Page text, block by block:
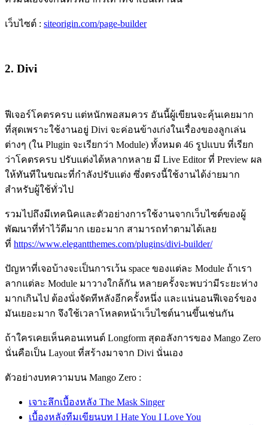
เว็บไซต์ : siteorigin.com/page-builder
2. Divi
ฟีเจอร์โคตรครบ แต่หนักพอสมควร อันนี้ผู้เขียนจะคุ้นเคยมาก
ที่สุดเพราะใช้งานอยู่ Divi จะค่อนข้างเก่งในเรื่องของลูกเล่น
ต่างๆ (ใน Plugin จะเรียกว่า Module) ทั้งหมด 46 รูปแบบ ที่เรียก
ว่าโคตรครบ ปรับแต่งได้หลากหลาย มี Live Editor ที่ Preview ผล
ให้ทันทีในขณะที่กำลังปรับแต่ง ซึ่งตรงนี้ใช้งานได้ง่ายมาก
สำหรับผู้ใช้ทั่วไป
รวมไปถึงมีเทคนิคและตัวอย่างการใช้งานจากเว็บไซต์ของผู้
พัฒนาที่ทำไว้ดีมาก เยอะมาก สามารถทำตามได้เลย
ที่ https://www.elegantthemes.com/plugins/divi-builder/
ปัญหาที่เจอบ้างจะเป็นการเว้น space ของแต่ละ Module ถ้าเรา
ลากแต่ละ Module มาวางใกล้กัน หลายครั้งจะพบว่ามีระยะห่าง
มากเกินไป ต้องนั่งจัดทีหลังอีกครั้งหนึ่ง และแน่นอนฟีเจอร์ของ
มันเยอะมาก จึงใช้เวลาโหลดหน้าเว็บไซต์นานขึ้นเช่นกัน
ถ้าใครเคยเห็นคอนเทนต์ Longform สุดอลังการของ Mango Zero
นั่นคือเป็น Layout ที่สร้างมาจาก Divi นั่นเอง
ตัวอย่างบทความบน Mango Zero :
เจาะลึกเบื้องหลัง The Mask Singer
เบื้องหลังทีมเขียนบท I Hate You I Love You